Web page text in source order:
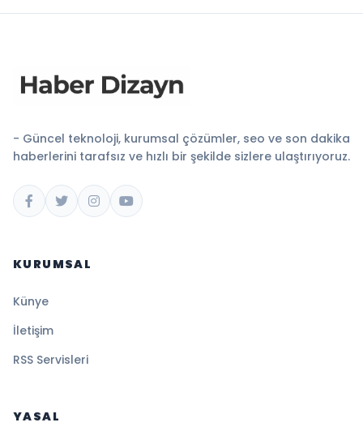
- Güncel teknoloji, kurumsal çözümler, seo ve son dakika
haberlerini tarafsız ve hızlı bir şekilde sizlere ulaştırıyoruz.
KURUMSAL
Künye
İletişim
RSS Servisleri
YASAL